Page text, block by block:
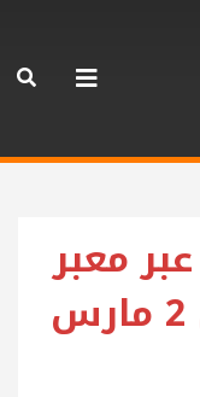
معبر
رفح غداً الخميس 2 مارس